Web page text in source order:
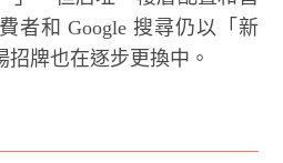
者和 Google 搜尋仍以「新
牌也在逐步更換中。